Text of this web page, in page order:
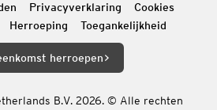
Privacyverklaring
Cookies
Herroeping Toegankelijkheid
herroepen
B.V. 2026. © Alle rechten